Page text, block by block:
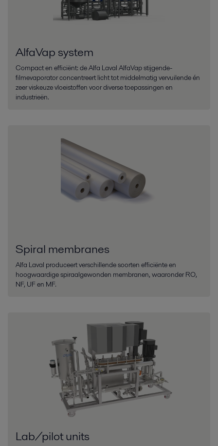
AlfaVap system
Compact en efficiënt: de Alfa Laval AlfaVap stijgende-
filmevaporator concentreert licht tot middelmatig vervuilende én
zeer viskeuze vloeistoffen voor diverse toepassingen en
industrieën.
Spiral membranes
Alfa Laval produceert verschillende soorten efficiënte en
hoogwaardige spiraalgewonden membranen, waaronder RO,
NF, UF en MF.
Lab/pilot units